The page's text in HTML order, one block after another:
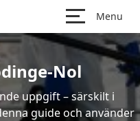
Menu
Nol
uppgift – särskilt i
guide och använder